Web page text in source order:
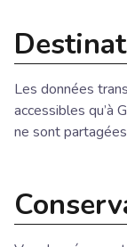
Les données
accessibles qu’à
ne sont